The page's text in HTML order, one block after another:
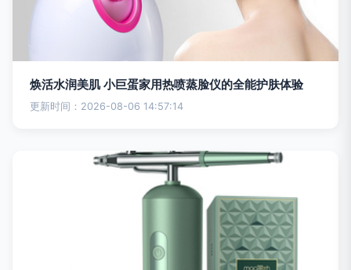
焕活水润美肌 小巨蛋家用热喷蒸脸仪的全能护肤体验
更新时间：2026-08-06 14:57:14